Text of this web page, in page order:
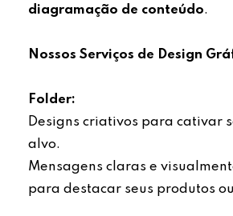
diagramação de conteúdo.
Nossos Serviços de Design
Folder:
Designs criativos para cativar
alvo.
Mensagens claras e
para destacar seus produtos